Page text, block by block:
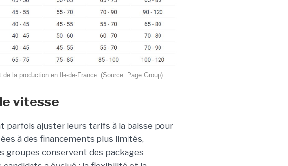
la production en Ile-de-France. (Source: Page Group)
vitesse
parfois ajuster leurs tarifs à la baisse pour
à des financements plus limités,
groupes conservent des packages